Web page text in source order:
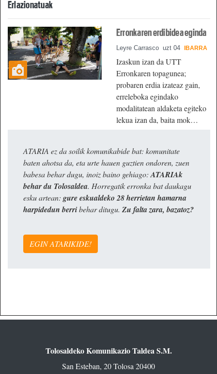
Erlazionatuak
Erronkaren erdibidea eginda
Leyre Carrasco uzt 04 IBARRA
Izaskun izan da UTT
Erronkaren topagunea;
probaren erdia izateaz gain,
erreleboka egindako
modalitatean aldaketa egiteko
lekua izan da, baita mok…
ATARIA ez da soilik komunikabide bat: komunitate
baten ahotsa da, eta urte hauen guztien ondoren, zuen
babesa behar dugu, inoiz baino gehiago: ATARIAk
behar du Tolosaldea. Horregatik erronka bat daukagu
esku artean: gure eskualdeko 28 herrietan hamarna
harpidedun berribehar ditugu. Zu falta zara, bazatoz?
EGIN ATARIKIDE!
Tolosaldeko Komunikazio Taldea S.M.
San Esteban, 20 Tolosa 20400